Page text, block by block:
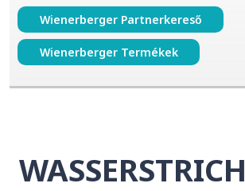
Wienerberger Partnerkereső
Wienerberger Termékek
WASSERSTRICH